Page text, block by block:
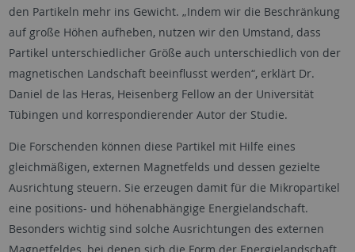
den Partikeln mehr ins Gewicht. „Indem wir die Beschränkung
auf große Höhen aufheben, nutzen wir den Umstand, dass
Partikel unterschiedlicher Größe auch unterschiedlich von der
magnetischen Landschaft beeinflusst werden“, erklärt Dr.
Daniel de las Heras, Heisenberg Fellow an der Universität
Tübingen und korrespondierender Autor der Studie.
Die Forschenden können diese Partikel mit Hilfe eines
gleichmäßigen, externen Magnetfelds und dessen gezielte
Ausrichtung steuern. Sie erzeugen damit für die Mikropartikel
eine positions- und höhenabhängige Energielandschaft.
Besonders wichtig sind solche Ausrichtungen des externen